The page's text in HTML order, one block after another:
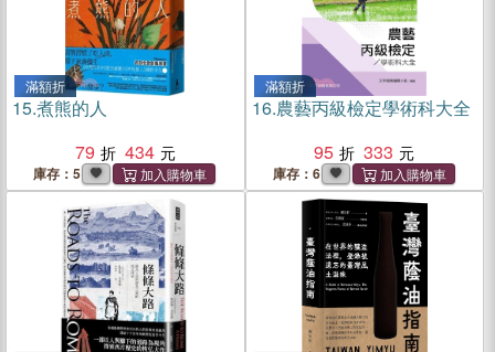
滿額折
15.煮熊的人
79
434
庫存：5
滿額折
16.農藝丙級檢定學術科大全
95
333
庫存：6